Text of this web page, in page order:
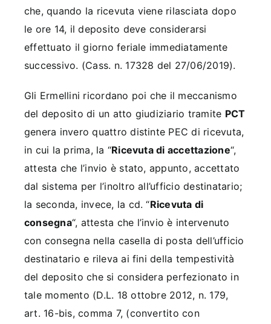
che, quando la ricevuta viene rilasciata dopo
le ore 14, il deposito deve considerarsi
effettuato il giorno feriale immediatamente
successivo. (Cass. n. 17328 del 27/06/2019).
Gli Ermellini ricordano poi che il meccanismo
del deposito di un atto giudiziario tramite PCT
genera invero quattro distinte PEC di ricevuta,
in cui la prima, la “Ricevuta di accettazione“,
attesta che l’invio è stato, appunto, accettato
dal sistema per l’inoltro all’ufficio destinatario;
la seconda, invece, la cd. “Ricevuta di
consegna“, attesta che l’invio è intervenuto
con consegna nella casella di posta dell’ufficio
destinatario e rileva ai fini della tempestività
del deposito che si considera perfezionato in
tale momento (D.L. 18 ottobre 2012, n. 179,
art. 16-bis, comma 7, (convertito con